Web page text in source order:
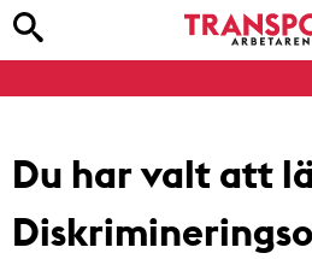
Du har valt att